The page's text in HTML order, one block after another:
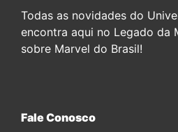
Todas as novidades do
encontra aqui no Legado da
sobre Marvel do Brasil!
Fale Conosco